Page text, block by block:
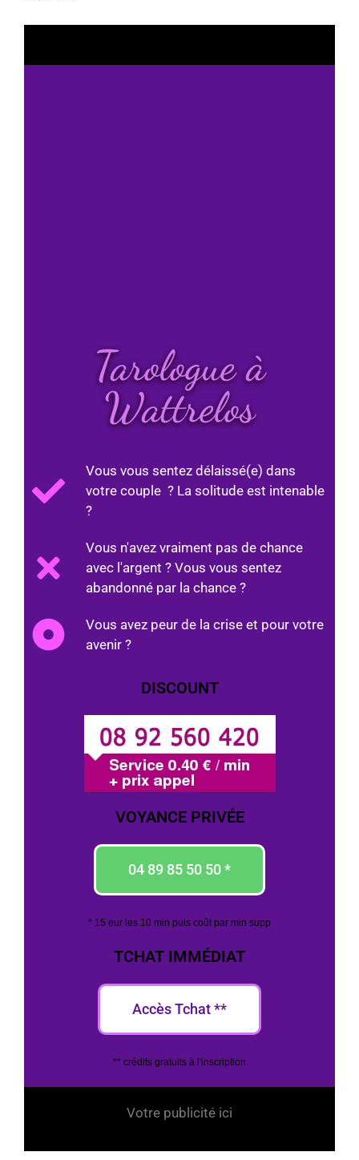
Tarologue à
Wattrelos
Vous vous sentez délaissé(e) dans
votre couple ? La solitude est intenable
?
Vous n'avez vraiment pas de chance
avec l'argent ? Vous vous sentez
abandonné par la chance ?
Vous avez peur de la crise et pour votre
avenir ?
DISCOUNT
VOYANCE PRIVÉE
04 89 85 50 50 *
* 15 eur les 10 min puis coût par min supp
TCHAT IMMÉDIAT
Accès Tchat **
** crédits gratuits à l'inscription
Votre publicité ici